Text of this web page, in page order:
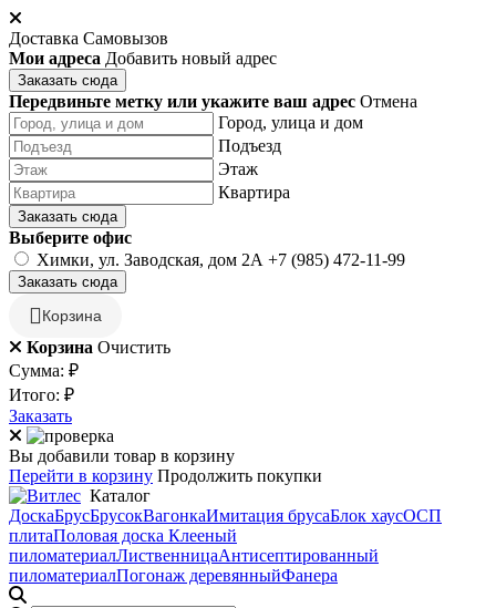
Доставка Самовызов
Мои адреса Добавить новый адрес
Заказать сюда
Передвиньте метку или укажите ваш адрес Отмена
Город, улица и дом
Подъезд
Этаж
Квартира
Заказать сюда
Выберите офис
Химки, ул. Заводская, дом 2А +7 (985) 472-11-99
Заказать сюда
Корзина
Корзина Очистить
Сумма: ₽
Итого: ₽
Заказать
Вы добавили товар в корзину
Перейти в корзину Продолжить покупки
Каталог
ДоскаБрусБрусокВагонкаИмитация брусаБлок хаусОСП
плитаПоловая доска Клееный
пиломатериалЛиственницаАнтисептированный
пиломатериалПогонаж деревянныйФанера